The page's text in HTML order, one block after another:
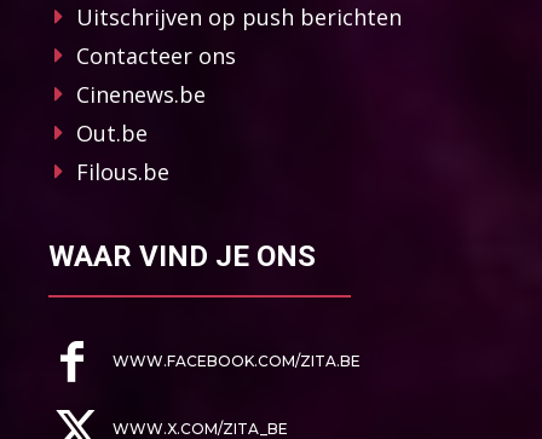
Uitschrijven op push berichten
Contacteer ons
Cinenews.be
Out.be
Filous.be
WAAR VIND JE ONS
WWW.FACEBOOK.COM/ZITA.BE
WWW.X.COM/ZITA_BE